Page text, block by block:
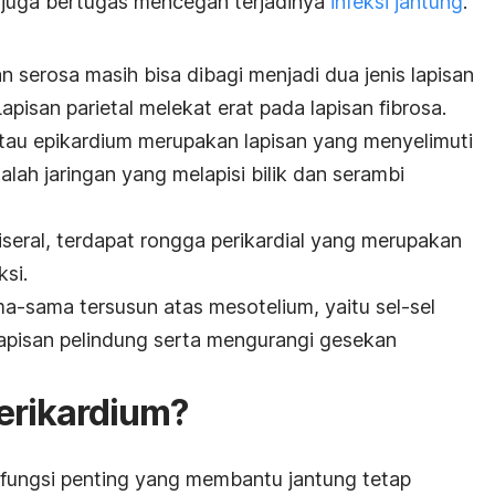
serosa masih bisa dibagi menjadi dua jenis lapisan
parietal melekat erat pada lapisan fibrosa.
epikardium merupakan lapisan yang menyelimuti
jaringan yang melapisi bilik dan serambi
terdapat rongga perikardial yang merupakan
sama tersusun atas mesotelium, yaitu sel-sel
pelindung serta mengurangi gesekan
penting yang membantu jantung tetap